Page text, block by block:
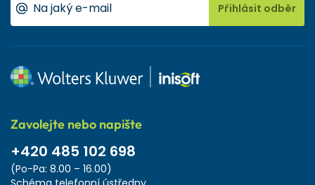
Přihlásit odběr
Zavolejte nebo napište
+420 485 102 698
(Po-Pa: 8.00 – 16.00)